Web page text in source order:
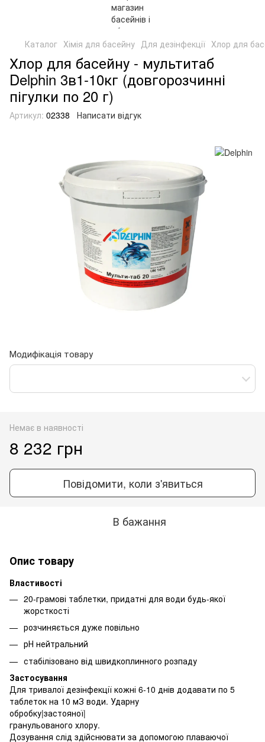
Каталог Хімія для басейну Для дезінфекції Хлор для
Хлор для басейну - мультитаб
Delphin 3в1-10кг (довгорозчинні
пігулки по 20 г)
Артикул: 02338 Написати відгук
Модифікація товару
Немає в наявності
8 232 грн
Повідомити, коли з'явиться
В бажання
Опис товару
Властивості
20-грамові таблетки, придатні для води будь-якої
жорсткості
розчиняється дуже повільно
рН нейтральний
стабілізовано від швидкоплинного розпаду
Застосування
Для тривалої дезінфекції кожні 6-10 днів додавати по 5
таблеток на 10 мЗ води. Ударну
обробку|застояної|
гранульованого хлору.
Дозування слід здійснювати за допомогою плаваючої